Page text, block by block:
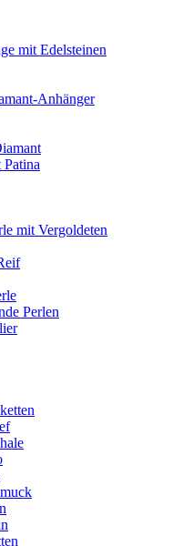
mit Edelsteinen
Anhänger
mit Vergoldeten
Perlen